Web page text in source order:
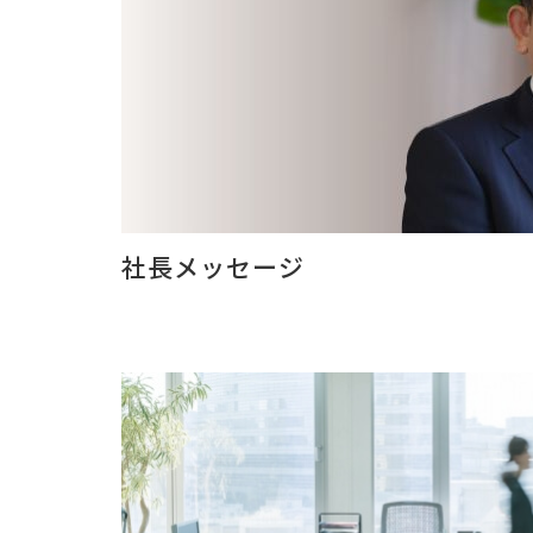
社長メッセージ